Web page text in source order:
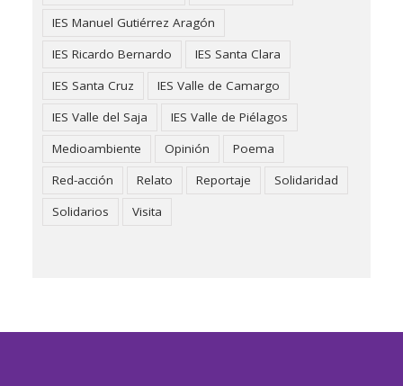
IES Manuel Gutiérrez Aragón
IES Ricardo Bernardo
IES Santa Clara
IES Santa Cruz
IES Valle de Camargo
IES Valle del Saja
IES Valle de Piélagos
Medioambiente
Opinión
Poema
Red-acción
Relato Reportaje
Solidaridad
Solidarios
Visita